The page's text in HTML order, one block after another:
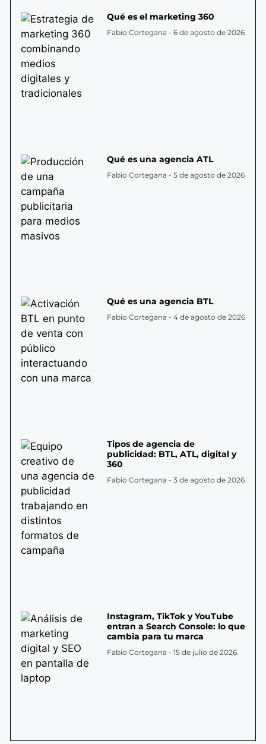
Qué es el marketing 360
Fabio Cortegana 6 de agosto de 2026
Qué es una agencia ATL
Fabio Cortegana 5 de agosto de 2026
Qué es una agencia BTL
Fabio Cortegana 4 de agosto de 2026
Tipos de agencia de
publicidad: BTL, ATL, digital y
360
Fabio Cortegana 3 de agosto de 2026
Instagram, TikTok y YouTube
entran a Search Console: lo que
cambia para tu marca
Fabio Cortegana 15 de julio de 2026